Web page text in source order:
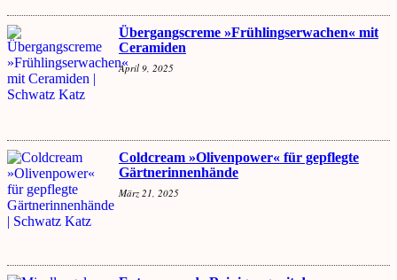
Übergangscreme »Frühlingserwachen« mit
Ceramiden
April 9, 2025
Coldcream »Olivenpower« für gepflegte
Gärtnerinnenhände
März 21, 2025